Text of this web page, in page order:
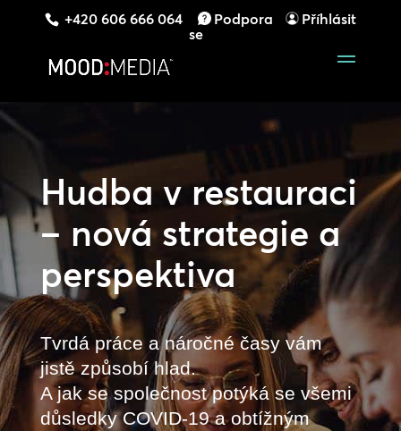
+420 606 666 064 Podpora
Příhlásit
se
Hudba v restauraci
– nová strategie a
perspektiva
Tvrdá práce a náročné časy vám
jistě způsobí hlad.
A jak se společnost potýká se všemi
důsledky COVID-19 a obtížným